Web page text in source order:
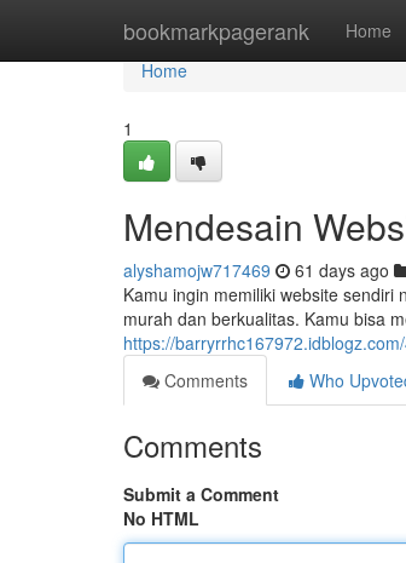
bookmarkpagerank Home
Home
Home
1
Mendesain
alyshamojw717469 61 days ago
Kamu ingin memiliki website
murah dan berkualitas. Kamu bisa
https://
Comments
Who
Comments
Submit a Comment
No HTML